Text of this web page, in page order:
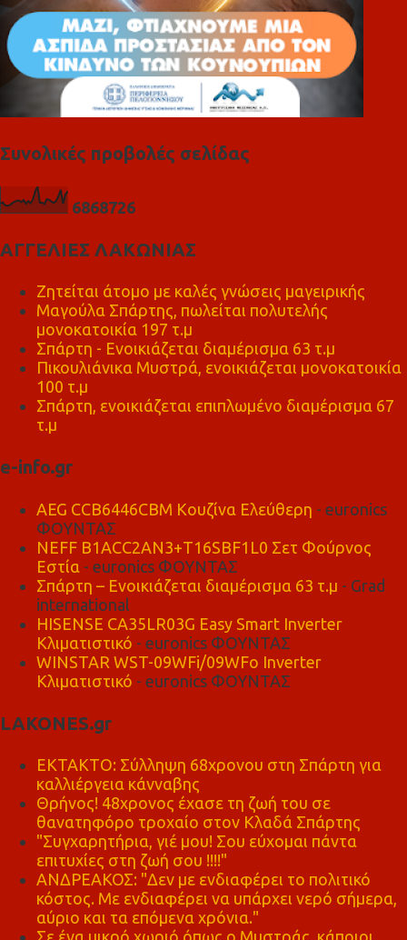
Συνολικές προβολές σελίδας
6868726
ΑΓΓΕΛΙΕΣ ΛΑΚΩΝΙΑΣ
Ζητείται άτομο με καλές γνώσεις μαγειρικής
Μαγούλα Σπάρτης, πωλείται πολυτελής
μονοκατοικία 197 τ.μ
Σπάρτη - Ενοικιάζεται διαμέρισμα 63 τ.μ
Πικουλιάνικα Μυστρά, ενοικιάζεται μονοκατοικία
100 τ.μ
Σπάρτη, ενοικιάζεται επιπλωμένο διαμέρισμα 67
τ.μ
e-info.gr
AEG CCB6446CBM Κουζίνα Ελεύθερη - euronics
ΦΟΥΝΤΑΣ
NEFF B1ACC2AN3+T16SBF1L0 Σετ Φούρνος
Εστία - euronics ΦΟΥΝΤΑΣ
Σπάρτη – Ενοικιάζεται διαμέρισμα 63 τ.μ - Grad
international
HISENSE CA35LR03G Easy Smart Inverter
Κλιματιστικό - euronics ΦΟΥΝΤΑΣ
WINSTAR WST-09WFi/09WFo Inverter
Κλιματιστικό - euronics ΦΟΥΝΤΑΣ
LAKONES.gr
ΕΚΤΑΚΤΟ: Σύλληψη 68χρονου στη Σπάρτη για
καλλιέργεια κάνναβης
Θρήνος! 48χρονος έχασε τη ζωή του σε
θανατηφόρο τροχαίο στον Κλαδά Σπάρτης
"Συγχαρητήρια, γιέ μου! Σου εύχομαι πάντα
επιτυχίες στη ζωή σου !!!!"
ΑΝΔΡΕΑΚΟΣ: "Δεν με ενδιαφέρει το πολιτικό
κόστος. Με ενδιαφέρει να υπάρχει νερό σήμερα,
αύριο και τα επόμενα χρόνια."
Σε ένα μικρό χωριό όπως ο Μυστράς, κάποιοι